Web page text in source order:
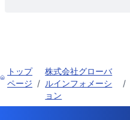
トップ
ページ /
株式会社グローバ
ルインフォメーシ
ョン
/